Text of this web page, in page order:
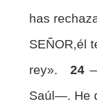
has
SEÑOR,él
rey».
24
Saúl—. He